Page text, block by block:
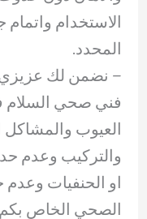
الاستخدام
المحدد.
– ‏نضمن لك عزيزي
فني صحي السلام
العيوب والمشاكل
والتركيب وعدم
او الحنفيات
الصحي الخاص بكم .